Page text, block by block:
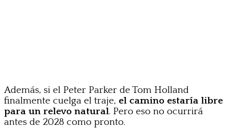
Además, si el Peter Parker de Tom Holland
finalmente cuelga el traje, el camino estaría libre
para un relevo natural. Pero eso no ocurrirá
antes de 2028 como pronto.